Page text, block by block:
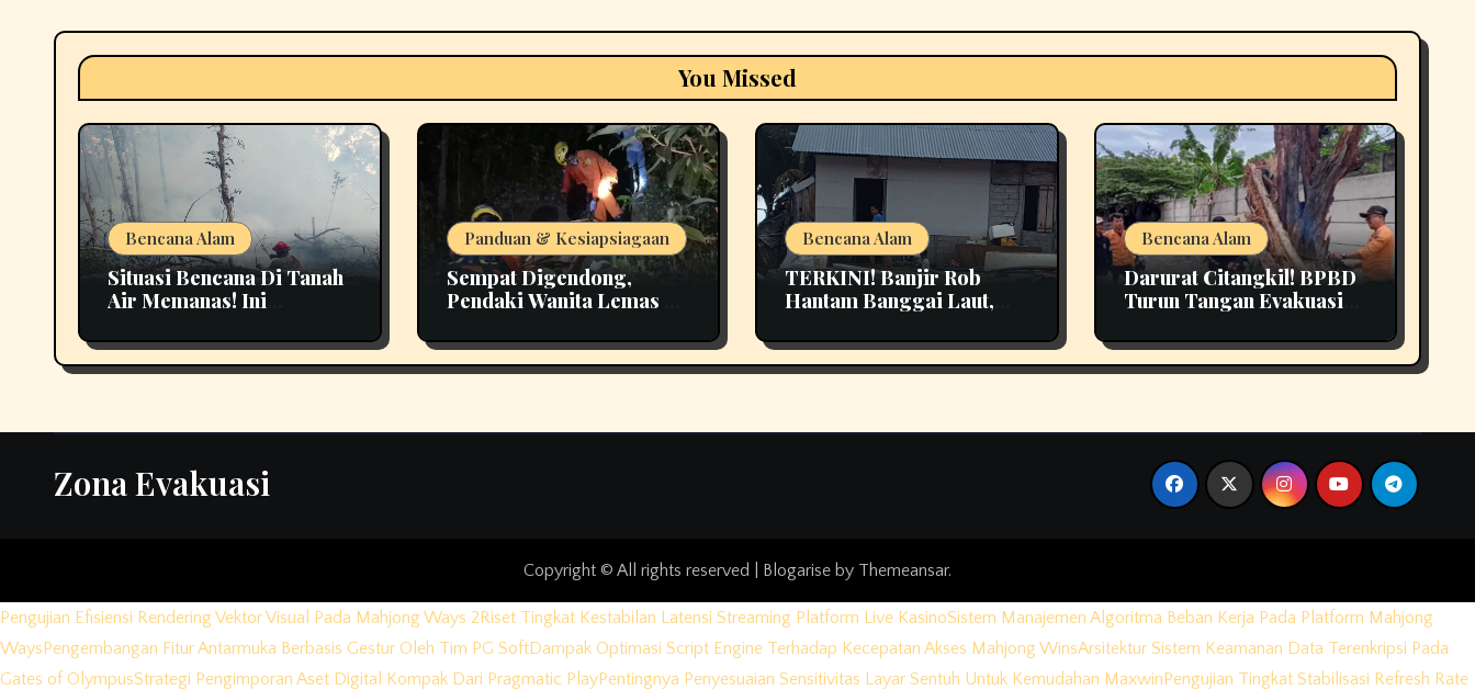
You Missed
Bencana Alam
Situasi Bencana Di Tanah
Air Memanas! Ini
Terbarunya
Panduan & Kesiapsiagaan
Sempat Digendong,
Pendaki Wanita Lemas di
Bikin Panik
Bencana Alam
TERKINI! Banjir Rob
Hantam Banggai Laut,
Desa Jadi Perhatian
Bencana Alam
Darurat Citangkil! BPBD
Turun Tangan Evakuasi
Tengah Jalan
Zona Evakuasi
Copyright © All rights reserved Blogarise by Themeansar.
Pengujian Efisiensi Rendering Vektor Visual Pada Mahjong Ways 2Riset Tingkat Kestabilan Latensi Streaming Platform Live KasinoSistem Manajemen Algoritma Beban Kerja Pada Platform Mahjong
WaysPengembangan Fitur Antarmuka Berbasis Gestur Oleh Tim PG SoftDampak Optimasi Script Engine Terhadap Kecepatan Akses Mahjong WinsArsitektur Sistem Keamanan Data Terenkripsi Pada
Gates of OlympusStrategi Pengimporan Aset Digital Kompak Dari Pragmatic PlayPentingnya Penyesuaian Sensitivitas Layar Sentuh Untuk Kemudahan MaxwinPengujian Tingkat Stabilisasi Refresh Rate